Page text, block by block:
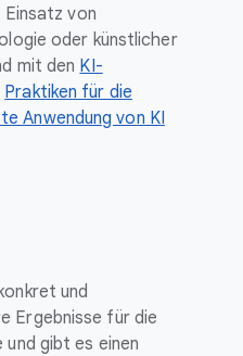
von
oder künstlicher
mit den KI-
Praktiken für die
Anwendung von KI
und
Ergebnisse für die
gibt es einen